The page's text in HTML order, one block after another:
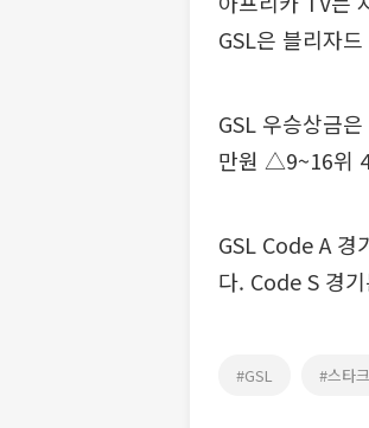
GSL은 블리자
GSL 우승상금
만원 △9~16위
GSL Code A 경
다. Code S 경
#GSL #스타